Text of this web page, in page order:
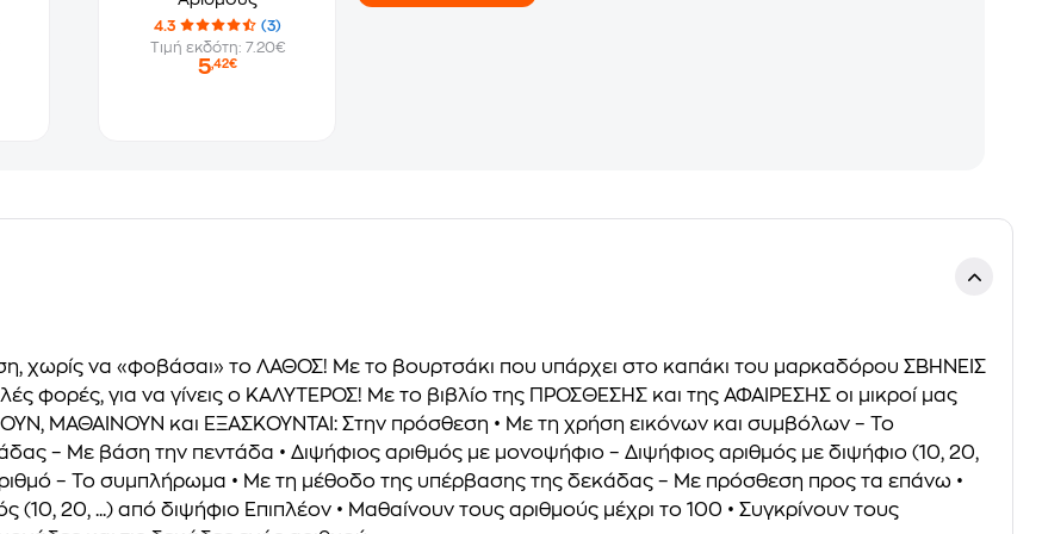
4.3
(3)
Τιμή εκδότη: 7.20€
5,42€
χωρίς να «φοβάσαι» το ΛΑΘΟΣ! Με το βουρτσάκι που υπάρχει στο καπάκι του μαρκαδόρου ΣΒΗΝΕΙΣ
φορές, για να γίνεις ο ΚΑΛΥΤΕΡΟΣ! Με το βιβλίο της ΠΡΟΣΘΕΣΗΣ και της ΑΦΑΙΡΕΣΗΣ οι μικροί μας
ΜΑΘΑΙΝΟΥΝ και ΕΞΑΣΚΟΥΝΤΑΙ: Στην πρόσθεση • Με τη χρήση εικόνων και συμβόλων – Το
– Με βάση την πεντάδα • Διψήφιος αριθμός με μονοψήφιο – Διψήφιος αριθμός με διψήφιο (10, 20,
– Το συμπλήρωμα • Με τη μέθοδο της υπέρβασης της δεκάδας – Με πρόσθεση προς τα επάνω •
20, ...) από διψήφιο Επιπλέον • Μαθαίνουν τους αριθμούς μέχρι το 100 • Συγκρίνουν τους